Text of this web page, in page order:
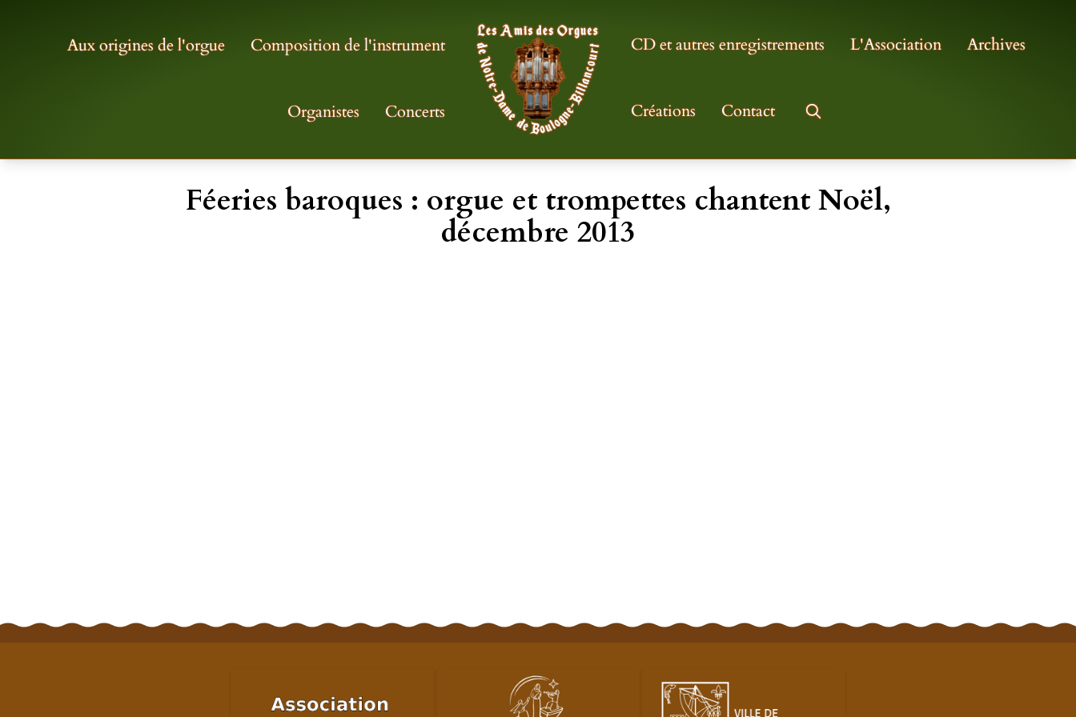
Aux origines de l'orgue Composition de l'instrument
Organistes Concerts
CD et autres enregistrements L'Association Archives
Créations Contact
Féeries baroques : orgue et trompettes chantent Noël,
décembre 2013